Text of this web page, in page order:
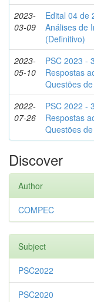
2023-
03-09
Edital 04 de
Análises de
(Definitivo)
2023-
05-10
PSC 2023 -
Respostas
Questões
2022-
07-26
PSC 2022 -
Respostas
Questões
Discover
Author
COMPEC
Subject
PSC2022
PSC2020